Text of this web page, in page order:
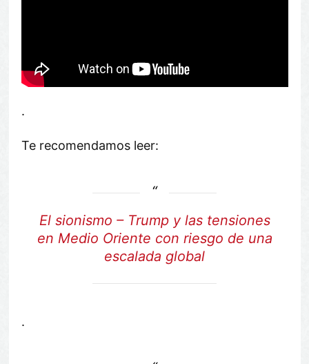
.
Te recomendamos leer:
El sionismo – Trump y las tensiones
en Medio Oriente con riesgo de una
escalada global
.